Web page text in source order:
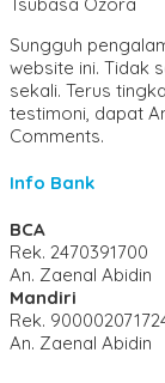
Sungguh
website ini. Tidak
sekali. Terus
testimoni, dapat
Comments.
Info Bank
BCA
Rek. 2470391700
An. Zaenal Abidin
Mandiri
Rek.
An. Zaenal Abidin